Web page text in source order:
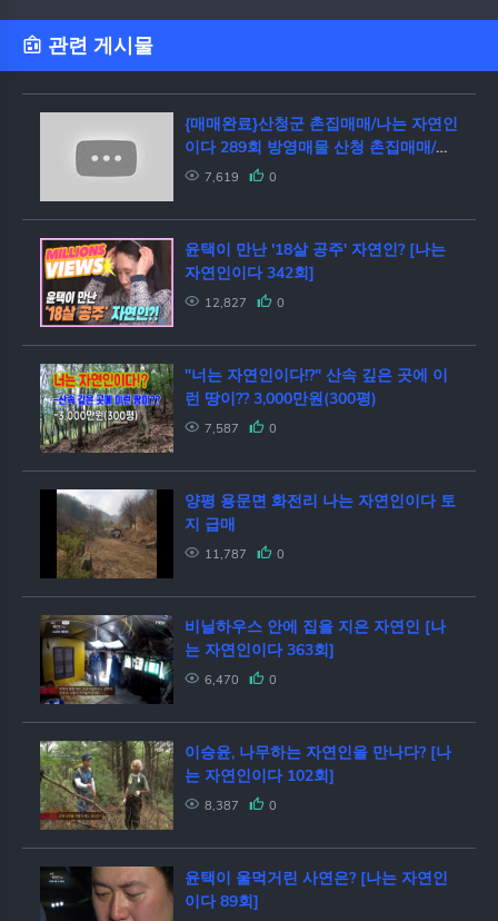
관련 게시물
{매매완료}산청군 촌집매매/나는 자연인
이다 289회 방영매물 산청 촌집매매/지
리산 끝자락 산청 촌집 매물(산청군부동
7,619 0
윤택이 만난 '18살 공주' 자연인? [나는
자연인이다 342회]
12,827 0
"너는 자연인이다!?" 산속 깊은 곳에 이
런 땅이?? 3,000만원(300평)
7,587 0
양평 용문면 화전리 나는 자연인이다 토
지 급매
11,787 0
비닐하우스 안에 집을 지은 자연인 [나
는 자연인이다 363회]
6,470 0
이승윤, 나무하는 자연인을 만나다? [나
는 자연인이다 102회]
8,387 0
윤택이 울먹거린 사연은? [나는 자연인
이다 89회]